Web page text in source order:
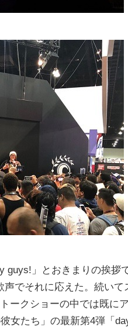
」とおきまりの挨拶
でそれに応えた。続いて
ークショーの中では既に
女たち」の最新第4弾「